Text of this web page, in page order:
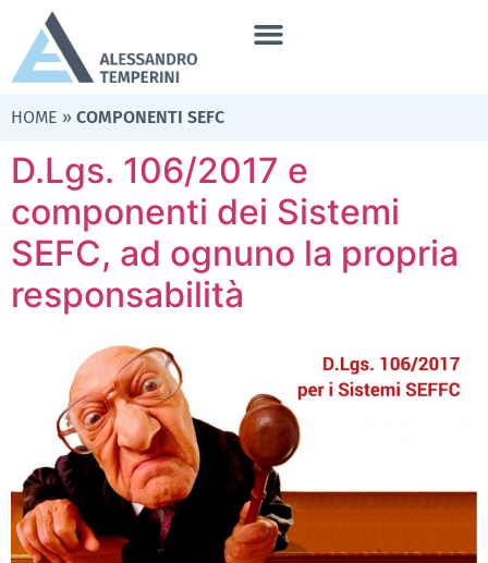
HOME » COMPONENTI SEFC
D.Lgs. 106/2017 e
componenti dei Sistemi
SEFC, ad ognuno la propria
responsabilità